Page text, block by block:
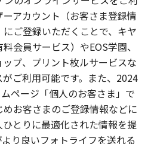
アカウント（お客さま登録情
ご登録いただくことで、キヤ
会員サービス）やEOS学園、
プ、プリント枚ルサービスな
ご利用可能です。また、2024
ページ「個人のお客さま」で
お客さまのご登録情報などに
とりに最適化された情報を提
り良いフォトライフを送れる